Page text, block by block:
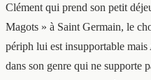
Clément qui prend son petit
Magots » à Saint Germain, le
périph lui est insupportable
dans son genre qui ne supporte